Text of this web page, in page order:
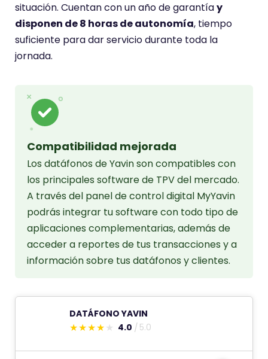
situación. Cuentan con un año de garantíay
disponen de 8 horas de autonomía, tiempo
suficiente para dar servicio durante toda la
jornada.
Compatibilidad mejorada
Los datáfonos de Yavin son compatibles con
los principales software de TPV del mercado.
A través del panel de control digital MyYavin
podrás integrar tu software con todo tipo de
aplicaciones complementarias, además de
acceder a reportes de tus transacciones y a
información sobre tus datáfonos y clientes.
DATÁFONO YAVIN
E
s
4.0 5.0